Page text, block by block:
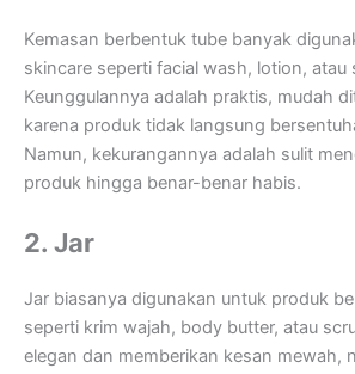
Kemasan berbentuk tube banyak
skincare seperti facial wash, lotion, atau
Keunggulannya adalah praktis, mudah
karena produk tidak langsung
Namun, kekurangannya adalah sulit
produk hingga benar-benar habis.
2. Jar
Jar biasanya digunakan untuk produk
seperti krim wajah, body butter, atau
elegan dan memberikan kesan mewah,